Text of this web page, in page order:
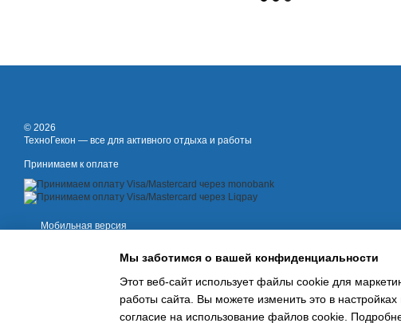
© 2026
ТехноГекон — все для активного отдыха и работы
Принимаем к оплате
Мобильная версия
Мы заботимся о вашей конфиденциальности
Этот веб-сайт использует файлы cookie для
работы сайта. Вы можете изменить это в
согласие на использование файлов cookie.